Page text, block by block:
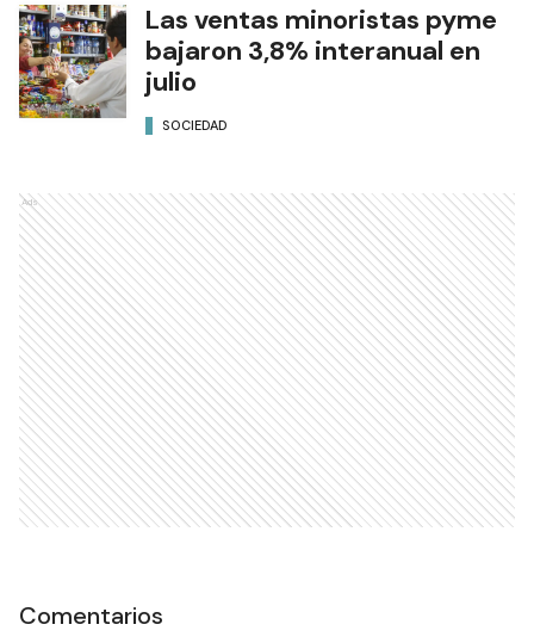
Las ventas minoristas pyme
bajaron 3,8% interanual en
julio
SOCIEDAD
Ads
Comentarios